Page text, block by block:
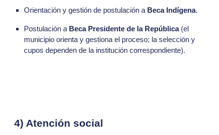
Orientación y gestión de postulación a Beca Indígena.
Postulación a Beca Presidente de la República(el
municipio orienta y gestiona el proceso; la selección y
cupos dependen de la institución correspondiente).
4) Atención social